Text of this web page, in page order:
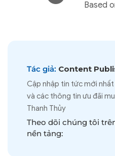
Based
Tác giả: Content
Cập nhập tin tức mới
và các thông tin ưu đãi
Thanh Thủy
Theo dõi chúng tôi
nền tảng: